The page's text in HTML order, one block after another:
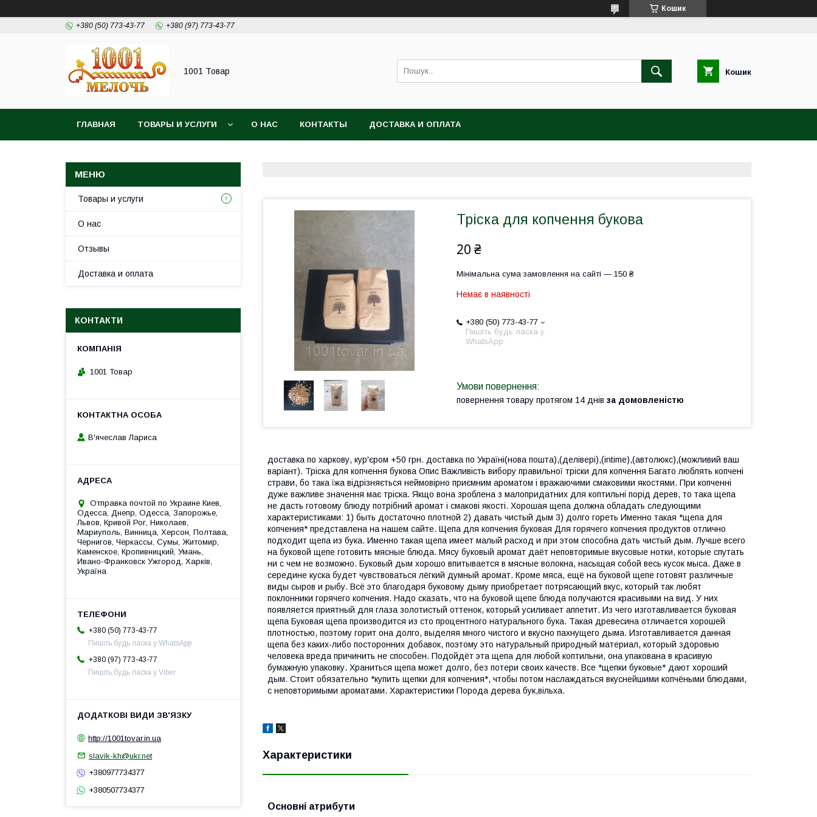
Кошик
+380 (50) 773-43-77 +380 (97) 773-43-77
1001 Товар Кошик
ГЛАВНАЯ ТОВАРЫ И УСЛУГИ О НАС КОНТАКТЫ ДОСТАВКА И ОПЛАТА
Тріска для копчення букова
20 ₴
Мінімальна сума замовлення на сайті — 150 ₴
Немає в наявності
+380 (50) 773-43-77
Пишіть будь ласка у
WhatsApp
повернення товару протягом 14 днів за домовленістю
доставка по харкову, кур'єром +50 грн. доставка по Україні(нова пошта),(делівері),(intime),(автолюкс),(можливий ваш
варіант). Тріска для копчення букова Опис Важливість вибору правильної тріски для копчення Багато люблять копчені
страви, бо така їжа відрізняється неймовірно приємним ароматом і вражаючими смаковими якостями. При копченні
дуже важливе значення має тріска. Якщо вона зроблена з малопридатних для коптильні порід дерев, то така щепа
не дасть готовому блюду потрібний аромат і смакові якості. Хорошая щепа должна обладать следующими
характеристиками: 1) быть достаточно плотной 2) давать чистый дым 3) долго гореть Именно такая *щепа для
копчения* представлена на нашем сайте. Щепа для копчения буковая Для горячего копчения продуктов отлично
подходит щепа из бука. Именно такая щепа имеет малый расход и при этом способна дать чистый дым. Лучше всего
на буковой щепе готовить мясные блюда. Мясу буковый аромат даёт неповторимые вкусовые нотки, которые спутать
ни с чем не возможно. Буковый дым хорошо впитывается в мясные волокна, насыщая собой весь кусок мыса. Даже в
середине куска будет чувствоваться лёгкий думный аромат. Кроме мяса, ещё на буковой щепе готовят различные
виды сыров и рыбу. Всё это благодаря буковому дыму приобретает потрясающий вкус, который так любят
поклонники горячего копчения. Надо сказать, что на буковой щепе блюда получаются красивыми на вид. У них
появляется приятный для глаза золотистый оттенок, который усиливает аппетит. Из чего изготавливается буковая
щепа Буковая щепа производится из сто процентного натурального бука. Такая древесина отличается хорошей
плотностью, поэтому горит она долго, выделяя много чистого и вкусно пахнущего дыма. Изготавливается данная
щепа без каких-либо посторонних добавок, поэтому это натуральный природный материал, который здоровью
человека вреда причинить не способен. Подойдёт эта щепа для любой коптильни, она упакована в красивую
бумажную упаковку. Храниться щепа может долго, без потери своих качеств. Все *щепки буковые* дают хороший
дым. Стоит обязательно *купить щепки для копчения*, чтобы потом наслаждаться вкуснейшими копчёными блюдами,
с неповторимыми ароматами. Характеристики Порода дерева бук,вільха.
Характеристики
Основні атрибути
Товары и услуги
О нас
Отзывы
Доставка и оплата
КОНТАКТИ
1001 Товар
В'ячеслав Лариса
Отправка почтой по Украине Киев,
Одесса, Днепр, Одесса, Запорожье,
Львов, Кривой Рог, Николаев,
Мариуполь, Винница, Херсон, Полтава,
Чернигов, Черкассы, Сумы, Житомир,
Каменское, Кропивницкий, Умань,
Ивано-Франковск Ужгород, Харків,
Україна
+380 (50) 773-43-77
Пишіть будь ласка у WhatsApp
+380 (97) 773-43-77
Пишіть будь ласка у Viber
http://1001tovar.in.ua
slavik-kh@ukr.net
+380977734377
+380507734377